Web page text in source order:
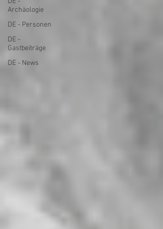
Archäologie
DE - Personen
DE -
Gastbeiträge
DE - News